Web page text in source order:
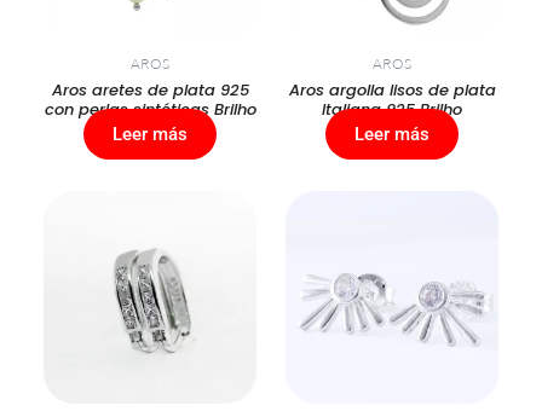
AROS
Aros aretes de plata 925
con perlas sintéticas Brilho
Leer más
AROS
Aros argolla lisos de plata
Italiana 925 Brilho
Leer más